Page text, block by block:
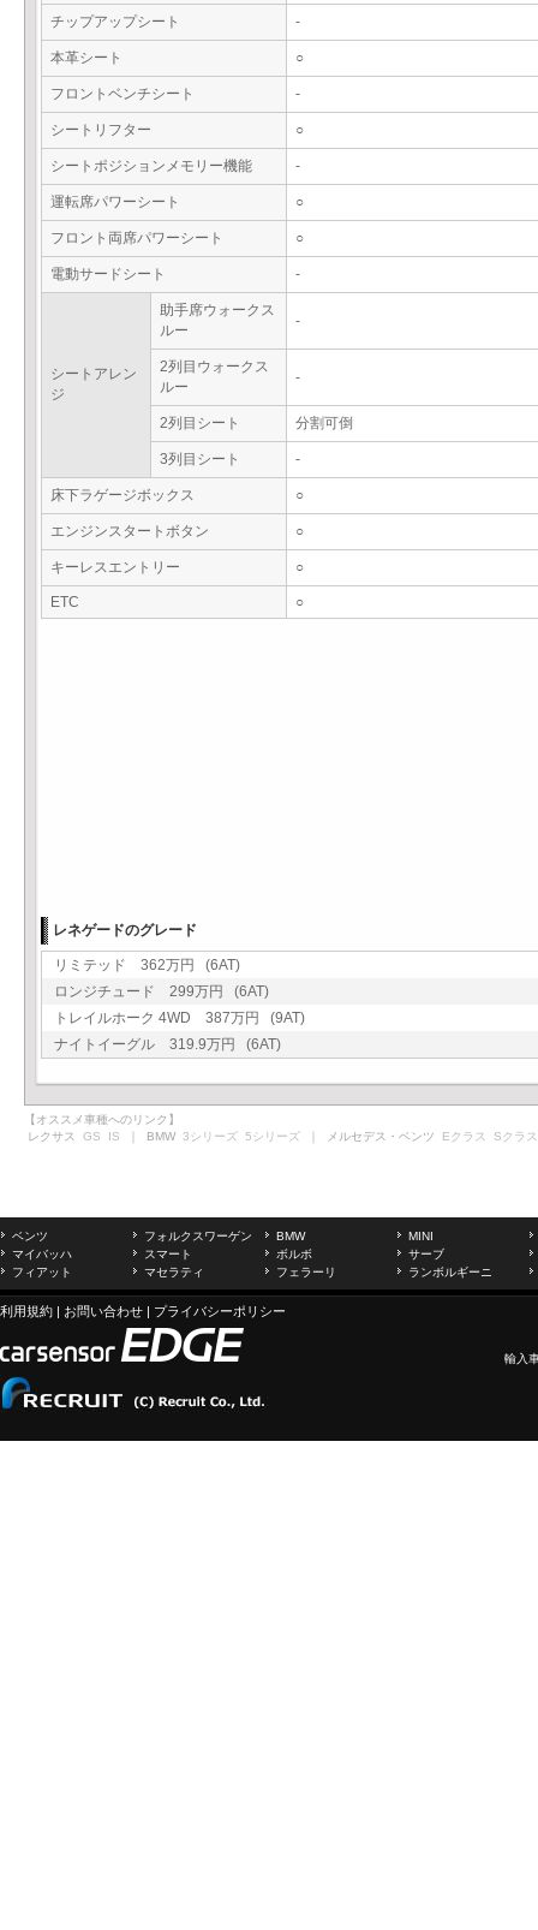
チップアップシート -
本革シート ○
フロントベンチシート -
シートリフター ○
シートポジションメモリー機能 -
運転席パワーシート ○
フロント両席パワーシート ○
電動サードシート -
シートアレン
ジ
助手席ウォークス
ルー
-
2列目ウォークス
ルー
-
2列目シート 分割可倒
3列目シート -
床下ラゲージボックス ○
エンジンスタートボタン ○
キーレスエントリー ○
ETC ○
レネゲードのグレード
リミテッド 362万円 (6AT)
ロンジチュード 299万円 (6AT)
トレイルホーク 4WD 387万円 (9AT)
ナイトイーグル 319.9万円 (6AT)
【オススメ車種へのリンク】
レクサス GS IS ｜ BMW 3シリーズ 5シリーズ ｜ メルセデス・ベンツ Eクラス Sクラス
ベンツ フォルクスワーゲン BMW
MINI
マイバッハ
スマート ボルボ
サーブ
フィアット
マセラティ フェラーリ ランボルギーニ
利用規約 | お問い合わせ | プライバシーポリシー
輸入